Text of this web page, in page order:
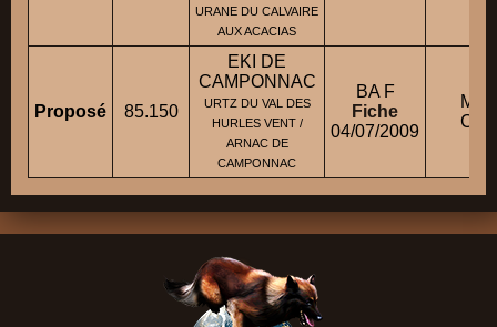
URANE DU CALVAIRE
AUX ACACIAS
Proposé 85.150
EKI DE
CAMPONNAC
URTZ DU VAL DES
HURLES VENT /
ARNAC DE
CAMPONNAC
BA F
Fiche
04/07/2009